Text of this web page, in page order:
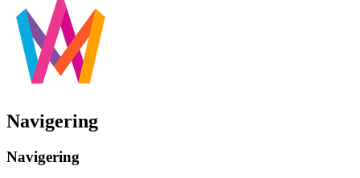
Navigering
Navigering